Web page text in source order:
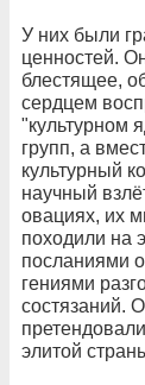
У них были
ценностей.
блестящее,
сердцем
"культурном
групп, а
культурный
научный
овациях, их
походили на
посланиями
гениями
состязаний.
элитой